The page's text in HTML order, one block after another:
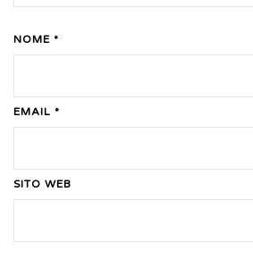
NOME *
EMAIL *
SITO WEB